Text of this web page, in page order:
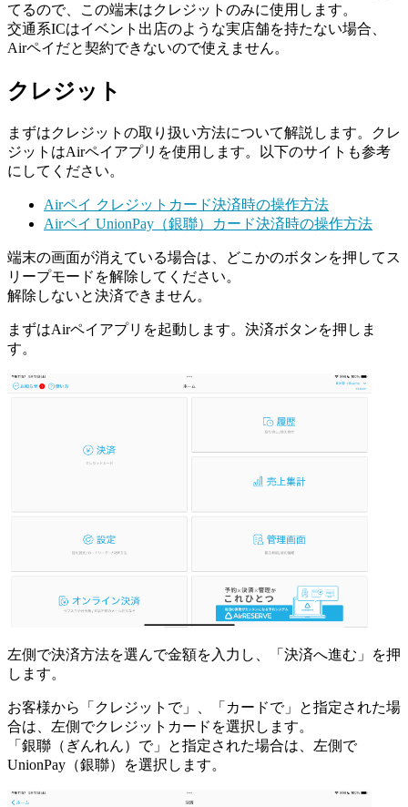
てるので、この端末はクレジットのみに使用します。
交通系ICはイベント出店のような実店舗を持たない場合、
Airペイだと契約できないので使えません。
クレジット
まずはクレジットの取り扱い方法について解説します。クレ
ジットはAirペイアプリを使用します。以下のサイトも参考
にしてください。
Airペイ クレジットカード決済時の操作方法
Airペイ UnionPay（銀聯）カード決済時の操作方法
端末の画面が消えている場合は、どこかのボタンを押してス
リープモードを解除してください。
解除しないと決済できません。
まずはAirペイアプリを起動します。決済ボタンを押しま
す。
左側で決済方法を選んで金額を入力し、「決済へ進む」を押
します。
お客様から「クレジットで」、「カードで」と指定された場
合は、左側でクレジットカードを選択します。
「銀聯（ぎんれん）で」と指定された場合は、左側で
UnionPay（銀聯）を選択します。